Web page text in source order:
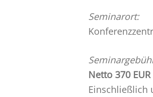
Seminarort:
Netto 370 EUR
Einschließlich